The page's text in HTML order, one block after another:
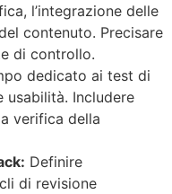
l’integrazione delle
contenuto. Precisare
di controllo.
dedicato ai test di
Includere
verifica della
Definire
di revisione